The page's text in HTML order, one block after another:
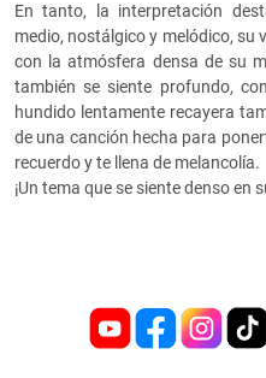
En tanto, la interpretación
medio, nostálgico y melódico, su
con la atmósfera densa de su
también se siente profundo,
hundido lentamente recayera
de una canción hecha para
recuerdo y te llena de melancolía.
¡Un tema que se siente denso en